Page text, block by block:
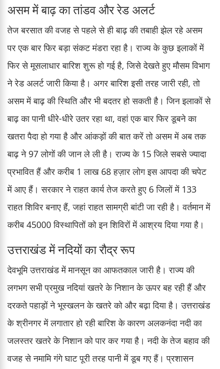
असम में बाढ़ का तांडव और रेड अलर्ट
तेज बरसात की वजह से पहले से ही बाढ़ की तबाही झेल रहे असम
पर एक बार फिर बड़ा संकट मंडरा रहा है। राज्य के कुछ इलाकों में
फिर से मूसलाधार बारिश शुरू हो गई है, जिसे देखते हुए मौसम विभाग
ने रेड अलर्ट जारी किया है। अगर बारिश इसी तरह जारी रही, तो
असम में बाढ़ की स्थिति और भी बदतर हो सकती है। जिन इलाकों से
बाढ़ का पानी धीरे-धीरे उतर रहा था, वहां एक बार फिर डूबने का
खतरा पैदा हो गया है और आंकड़ों की बात करें तो असम में अब तक
बाढ़ ने 97 लोगों की जान ले ली है। राज्य के 15 जिले सबसे ज्यादा
प्रभावित हैं और करीब 1 लाख 68 हज़ार लोग इस आपदा की चपेट
में आए हैं। सरकार ने राहत कार्य तेज करते हुए 6 जिलों में 133
राहत शिविर बनाए हैं, जहां राहत सामग्री बांटी जा रही है। वर्तमान में
करीब 45000 विस्थापितों को इन शिविरों में आश्रय दिया गया है।
उत्तराखंड में नदियों का रौद्र रूप
देवभूमि उत्तराखंड में मानसून का आफतकाल जारी है। राज्य की
लगभग सभी प्रमुख नदियां खतरे के निशान के ऊपर बह रही हैं और
दरकते पहाड़ों ने भूस्खलन के खतरे को और बढ़ा दिया है। उत्तराखंड
के श्रीनगर में लगातार हो रही बारिश के कारण अलकनंदा नदी का
जलस्तर खतरे के निशान को पार कर गया है। नदी के तेज बहाव की
वजह से नमामि गंगे घाट पूरी तरह पानी में डूब गए हैं। प्रशासन